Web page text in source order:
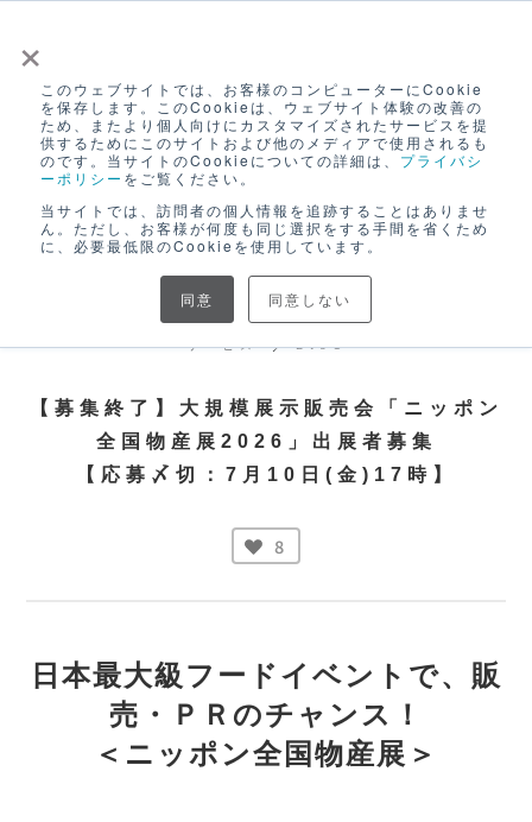
×
このウェブサイトでは、お客様のコンピューターにCookie
を保存します。このCookieは、ウェブサイト体験の改善の
ため、またより個人向けにカスタマイズされたサービスを提
供するためにこのサイトおよび他のメディアで使用されるも
のです。当サイトのCookieについての詳細は、 プライバシ
ーポリシー をご覧ください。
当サイトでは、訪問者の個人情報を追跡することはありませ
ん。ただし、お客様が何度も同じ選択をする手間を省くため
に、必要最低限のCookieを使用しています。
同意 同意しない
ログイン
無料アカウント登録
サービス BtoC
【募集終了】大規模展示販売会「ニッポン
全国物産展2026」出展者募集
【応募〆切：7月10日(金)17時】
8
日本最大級フードイベントで、販
売・ＰＲのチャンス！
＜ニッポン全国物産展＞